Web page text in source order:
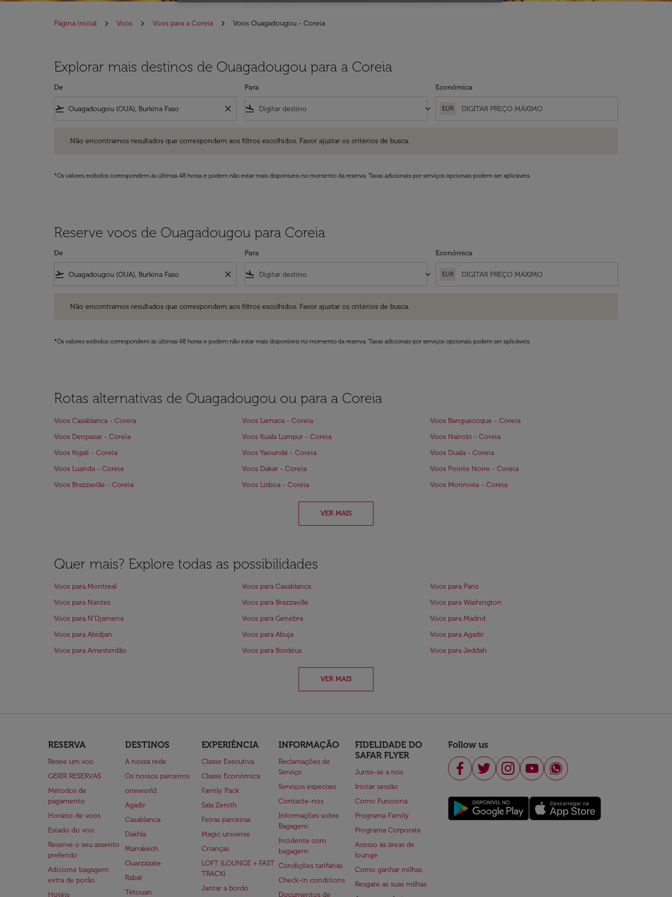
Página inicial Voos Voos para a Coreia Voos Ouagadougou - Coreia
Explorar mais destinos de Ouagadougou para a Coreia
De
flight_takeoff close
Para
flight_land keyboard_arrow_down
Econômica
EUR
Não encontramos resultados que correspondem aos filtros escolhidos. Favor ajustar os critérios de busca.
*Os valores exibidos correspondem às últimas 48 horas e podem não estar mais disponíveis no momento da reserva. Taxas adicionais por serviços opcionais podem ser aplicáveis.
Reserve voos de Ouagadougou para Coreia
De
flight_takeoff close
Para
flight_land keyboard_arrow_down
Econômica
EUR
Não encontramos resultados que correspondem aos filtros escolhidos. Favor ajustar os critérios de busca.
*Os valores exibidos correspondem às últimas 48 horas e podem não estar mais disponíveis no momento da reserva. Taxas adicionais por serviços opcionais podem ser aplicáveis.
Rotas alternativas de Ouagadougou ou para a Coreia
Voos Casablanca - Coreia Voos Larnaca - Coreia
Voos Banguecoque - Coreia
Voos Denpasar - Coreia
Voos Kuala Lumpur - Coreia
Voos Nairobi - Coreia
Voos Kigali - Coreia
Voos Yaoundé - Coreia
Voos Duala - Coreia
Voos Luanda - Coreia
Voos Dakar - Coreia
Voos Pointe Noire - Coreia
Voos Brazzaville - Coreia
Voos Lisboa - Coreia Voos Monrovia - Coreia
VER MAIS
Quer mais? Explore todas as possibilidades
Voos para Montreal Voos para Casablanca
Voos para Paris
Voos para Nantes
Voos para Brazzaville
Voos para Washington
Voos para N'Djamena
Voos para Genebra
Voos para Madrid
Voos para Abidjan
Voos para Abuja
Voos para Agadir
Voos para Amesterdão
Voos para Bordéus Voos para Jeddah
VER MAIS
RESERVA
Resee um voo
GERIR RESERVAS
Métodos de
pagamento
Horário de voos
Estado do voo
Reserve o seu assento
preferido
Adicione bagagem
extra de porão
Hotéis
DESTINOS
A nossa rede
Os nossos parceiros
oneworld
Agadir
Casablanca
Dakhla
Marrakech
Ouarzazate
Rabat
Tétouan
EXPERIÊNCIA
Classe Executiva
Classe Económica
Family Pack
Sala Zenith
Feiras parceiras
Magic universe
Crianças
LOFT (LOUNGE + FAST
TRACK)
Jantar a bordo
INFORMAÇÃO
Reclamações de
Serviço
Serviços especiais
Contacte-nos
Informações sobre
Bagagem
Incidente com
bagagem
Condições tarifárias
Check-in conditions
Documentos de
FIDELIDADE DO
SAFAR FLYER
Junte-se a nós
Iniciar sessão
Como Funciona
Programa Family
Programa Corporate
Acesso às áreas de
lounge
Como ganhar milhas
Resgate as suas milhas
Follow us